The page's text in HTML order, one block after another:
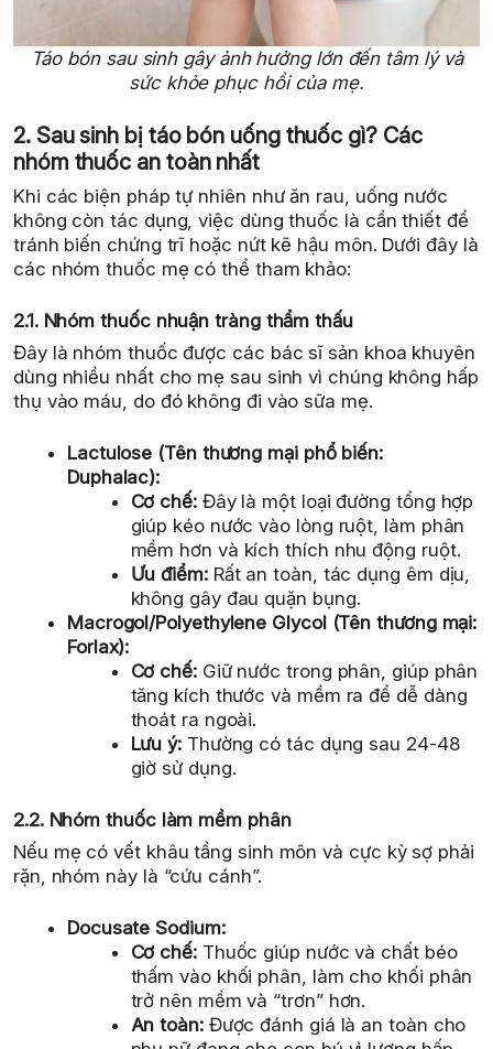
Táo bón sau sinh gây ảnh hưởng lớn đến tâm lý và
sức khỏe phục hồi của mẹ.
2. Sau sinh bị táo bón uống thuốc gì? Các
nhóm thuốc an toàn nhất
Khi các biện pháp tự nhiên như ăn rau, uống nước
không còn tác dụng, việc dùng thuốc là cần thiết để
tránh biến chứng trĩ hoặc nứt kẽ hậu môn. Dưới đây là
các nhóm thuốc mẹ có thể tham khảo:
2.1. Nhóm thuốc nhuận tràng thẩm thấu
Đây là nhóm thuốc được các bác sĩ sản khoa khuyên
dùng nhiều nhất cho mẹ sau sinh vì chúng không hấp
thụ vào máu, do đó không đi vào sữa mẹ.
Lactulose (Tên thương mại phổ biến:
Duphalac):
Cơ chế:Đây là một loại đường tổng hợp
giúp kéo nước vào lòng ruột, làm phân
mềm hơn và kích thích nhu động ruột.
Ưu điểm:Rất an toàn, tác dụng êm dịu,
không gây đau quặn bụng.
Macrogol/Polyethylene Glycol (Tên thương mại:
Forlax):
Cơ chế:Giữ nước trong phân, giúp phân
tăng kích thước và mềm ra để dễ dàng
thoát ra ngoài.
Lưu ý: Thường có tác dụng sau 24-48
giờ sử dụng.
2.2. Nhóm thuốc làm mềm phân
Nếu mẹ có vết khâu tầng sinh môn và cực kỳ sợ phải
rặn, nhóm này là “cứu cánh”.
Docusate Sodium:
Cơ chế:Thuốc giúp nước và chất béo
thấm vào khối phân, làm cho khối phân
trở nên mềm và “trơn” hơn.
An toàn:Được đánh giá là an toàn cho